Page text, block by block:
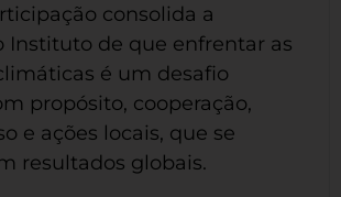
consolida a
Instituto de que enfrentar as
é um desafio
propósito, cooperação,
e ações locais, que se
resultados globais.